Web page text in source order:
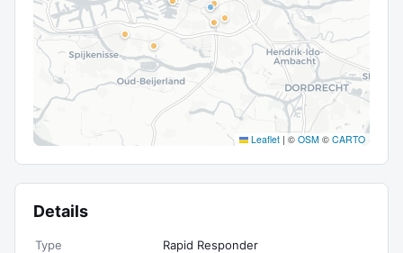
Leaflet | © OSM © CARTO
Details
Type
Rapid Responder